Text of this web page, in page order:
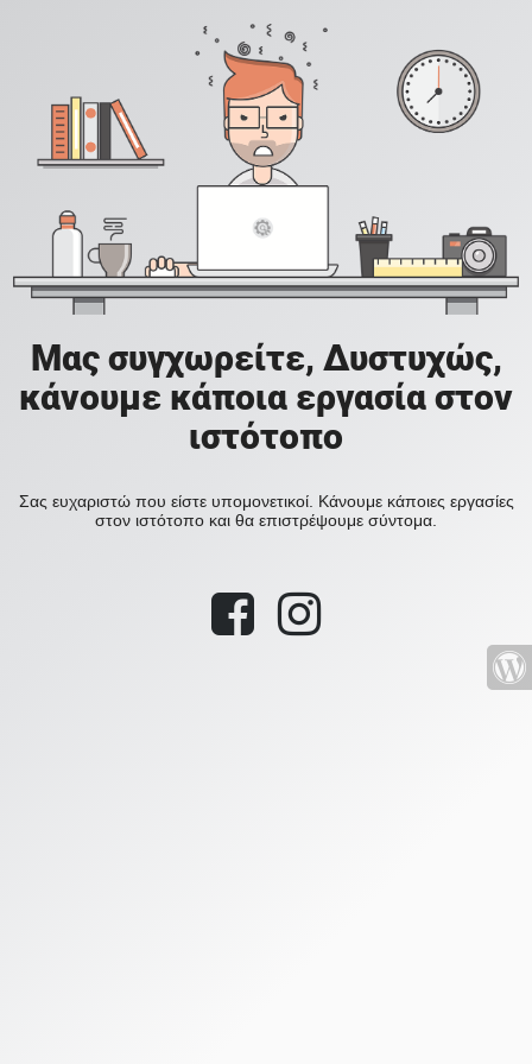
Μας συγχωρείτε, Δυστυχώς,
κάνουμε κάποια εργασία στον
ιστότοπο
Σας ευχαριστώ που είστε υπομονετικοί. Κάνουμε κάποιες εργασίες
στον ιστότοπο και θα επιστρέψουμε σύντομα.